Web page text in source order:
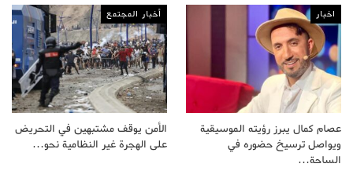
اخبار
عصام كمال يبرز رؤيته الموسيقية
ويواصل ترسيخ حضوره في
الساحة…
أخبار المجتمع
الأمن يوقف مشتبهين في التحريض
على الهجرة غير النظامية نحو…